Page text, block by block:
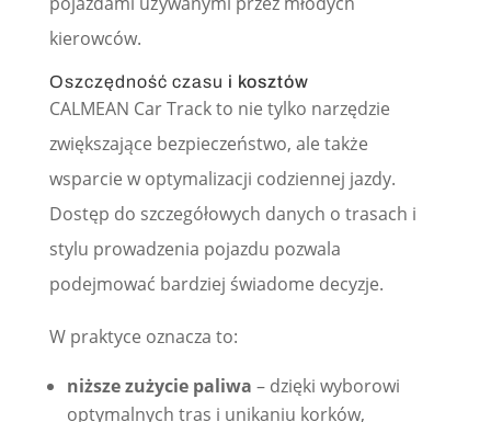
kierowców.
Oszczędność czasu i kosztów
CALMEAN Car Track to nie tylko narzędzie
zwiększające bezpieczeństwo, ale także
wsparcie w optymalizacji codziennej jazdy.
Dostęp do szczegółowych danych o trasach i
stylu prowadzenia pojazdu pozwala
podejmować bardziej świadome decyzje.
W praktyce oznacza to:
niższe zużycie paliwa – dzięki wyborowi
optymalnych tras i unikaniu korków,